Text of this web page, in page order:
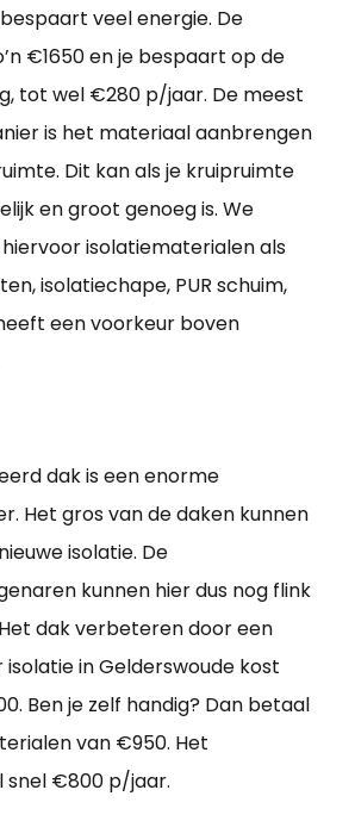
veel energie. De
€1650 en je bespaart op de
tot wel €280 p/jaar. De meest
is het materiaal aanbrengen
Dit kan als je kruipruimte
en groot genoeg is. We
isolatiematerialen als
isolatiechape, PUR schuim,
een voorkeur boven
dak is een enorme
Het gros van de daken kunnen
isolatie. De
kunnen hier dus nog flink
dak verbeteren door een
in Gelderswoude kost
Ben je zelf handig? Dan betaal
van €950. Het
snel €800 p/jaar.